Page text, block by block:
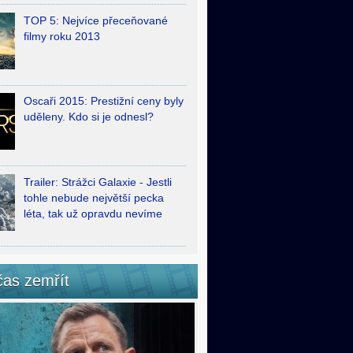
TOP 5: Nejvíce přeceňované
filmy roku 2013
Oscaři 2015: Prestižní ceny byly
uděleny. Kdo si je odnesl?
Trailer: Strážci Galaxie - Jestli
tohle nebude největší pecka
léta, tak už opravdu nevíme
zemřít